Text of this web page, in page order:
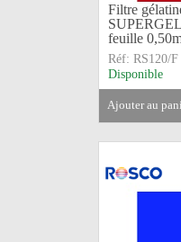
Filtre
feuille
Réf: RS120/F
Disponible
ajouter au